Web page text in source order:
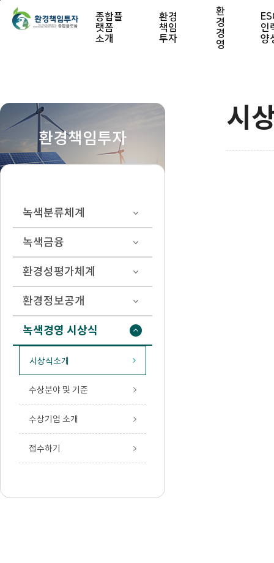
본문 바로가기
종합플
랫폼
소개
환경
책임
투자
환
경
경
영
인
양
환경책임투자
녹색분류체계
녹색금융
환경성평가체계
환경정보공개
녹색경영 시상식
시상식소개
수상분야 및 기준
수상기업 소개
접수하기
시